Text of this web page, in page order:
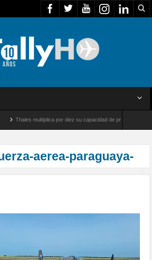
Thales multiplica por diez su capacidad de producción de
aerea-paraguaya-